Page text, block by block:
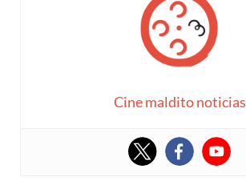
Cine maldito noticias